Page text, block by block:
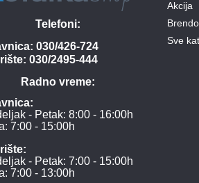
Telefoni:
030/426-724
030/2495-444
Radno vreme:
- Petak: 8:00 - 16:00h
7:00 - 15:00h
- Petak: 7:00 - 15:00h
7:00 - 13:00h
Akcija
Sve